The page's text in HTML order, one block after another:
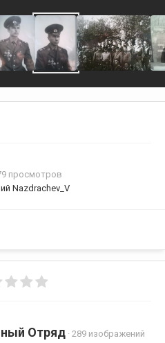
просмотров
Nazdrachev_V
Отряд · 289 изображений